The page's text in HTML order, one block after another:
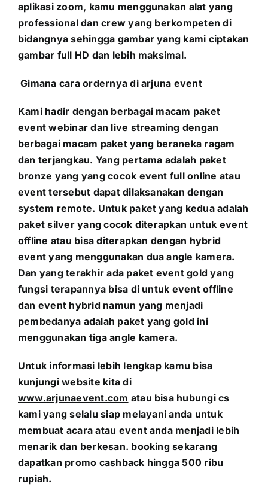
aplikasi zoom, kamu menggunakan alat yang
professional dan crew yang berkompeten di
bidangnya sehingga gambar yang kami ciptakan
gambar full HD dan lebih maksimal.
Gimana cara ordernya di arjuna event
Kami hadir dengan berbagai macam paket
event webinar dan live streaming dengan
berbagai macam paket yang beraneka ragam
dan terjangkau. Yang pertama adalah paket
bronze yang yang cocok event full online atau
event tersebut dapat dilaksanakan dengan
system remote. Untuk paket yang kedua adalah
paket silver yang cocok diterapkan untuk event
offline atau bisa diterapkan dengan hybrid
event yang menggunakan dua angle kamera.
Dan yang terakhir ada paket event gold yang
fungsi terapannya bisa di untuk event offline
dan event hybrid namun yang menjadi
pembedanya adalah paket yang gold ini
menggunakan tiga angle kamera.
Untuk informasi lebih lengkap kamu bisa
kunjungi website kita di
www.arjunaevent.com atau bisa hubungi cs
kami yang selalu siap melayani anda untuk
membuat acara atau event anda menjadi lebih
menarik dan berkesan. booking sekarang
dapatkan promo cashback hingga 500 ribu
rupiah.